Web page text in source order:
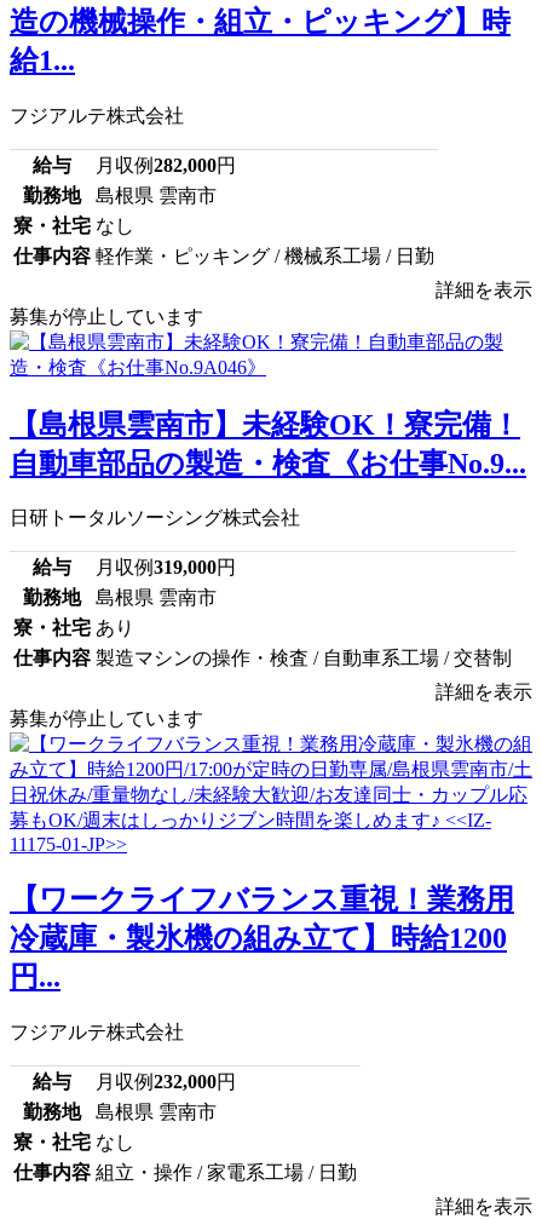
造の機械操作・組立・ピッキング】時
給1...
フジアルテ株式会社
給与 月収例282,000円
勤務地
島根県 雲南市
寮・社宅 なし
仕事内容 軽作業・ピッキング / 機械系工場 / 日勤
詳細を表示
募集が停止しています
【島根県雲南市】未経験OK！寮完備！
自動車部品の製造・検査《お仕事No.9...
日研トータルソーシング株式会社
給与 月収例319,000円
勤務地
島根県 雲南市
寮・社宅 あり
仕事内容 製造マシンの操作・検査 / 自動車系工場 / 交替制
詳細を表示
募集が停止しています
【ワークライフバランス重視！業務用
冷蔵庫・製氷機の組み立て】時給1200
円...
フジアルテ株式会社
給与 月収例232,000円
勤務地
島根県 雲南市
寮・社宅 なし
仕事内容 組立・操作 / 家電系工場 / 日勤
詳細を表示